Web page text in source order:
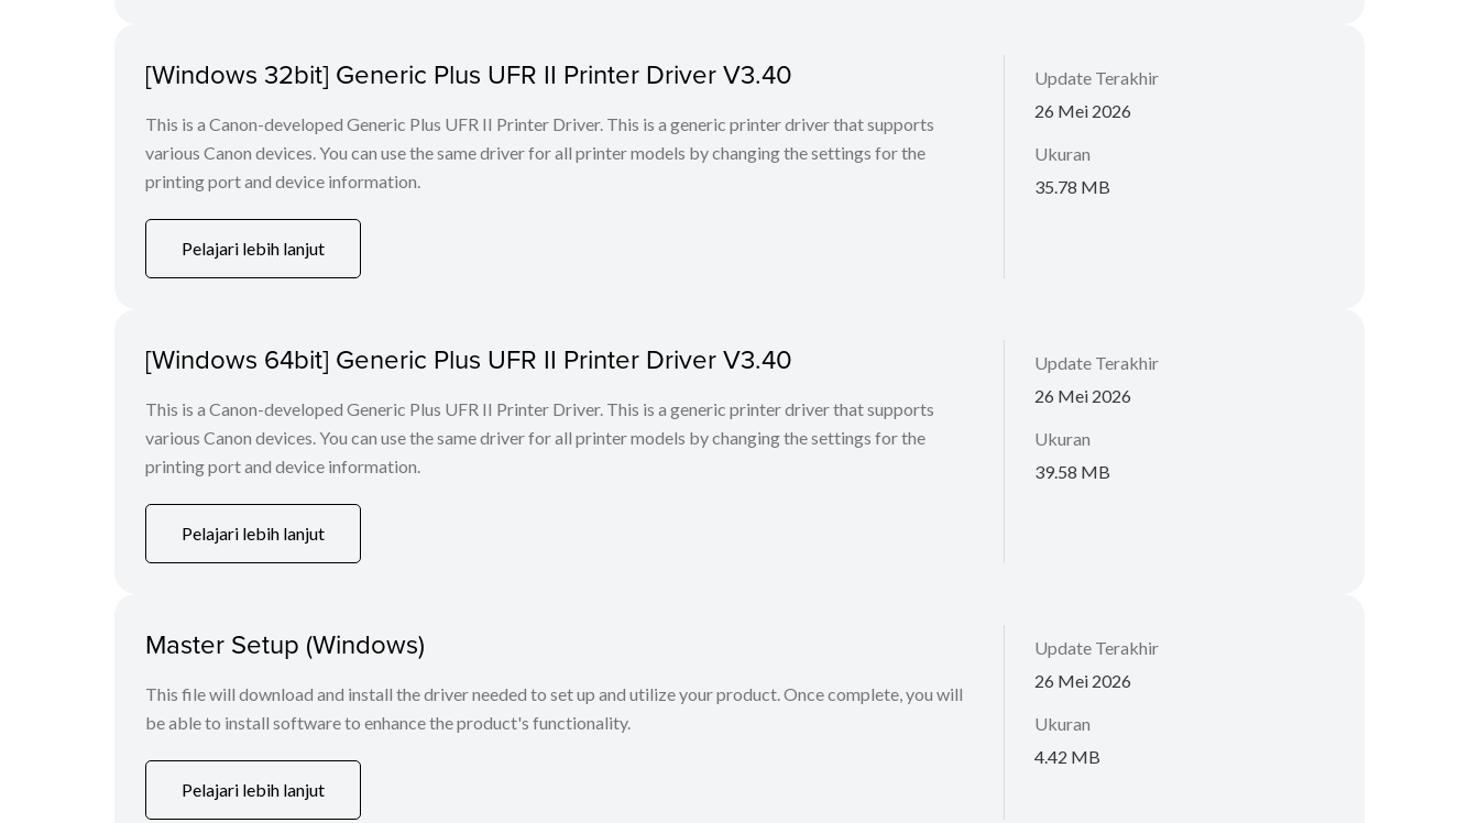
[Windows 32bit] Generic Plus UFR II Printer Driver V3.40
This is a Canon-developed Generic Plus UFR II Printer Driver. This is a generic printer driver that supports
various Canon devices. You can use the same driver for all printer models by changing the settings for the
printing port and device information.
Pelajari lebih lanjut
Update Terakhir
26 Mei 2026
Ukuran
35.78 MB
[Windows 64bit] Generic Plus UFR II Printer Driver V3.40
This is a Canon-developed Generic Plus UFR II Printer Driver. This is a generic printer driver that supports
various Canon devices. You can use the same driver for all printer models by changing the settings for the
printing port and device information.
Pelajari lebih lanjut
Update Terakhir
26 Mei 2026
Ukuran
39.58 MB
Master Setup (Windows)
This file will download and install the driver needed to set up and utilize your product. Once complete, you will
be able to install software to enhance the product's functionality.
Pelajari lebih lanjut
Update Terakhir
26 Mei 2026
Ukuran
4.42 MB